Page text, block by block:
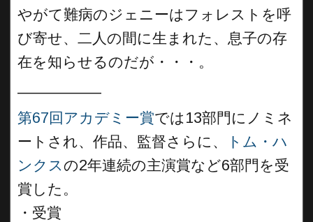
やがて難病のジェニーはフォレストを呼
び寄せ、二人の間に生まれた、息子の存
在を知らせるのだが・・・。
第67回アカデミー賞では13部門にノミネ
ートされ、作品、監督さらに、
トム・ハ
ンクスの2年連続の主演賞など6部門を受
賞した。
・受賞